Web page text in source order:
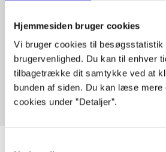
Hjemmesiden bruger cookies
Vi bruger cookies til besøgsstatistik
brugervenlighed. Du kan til enhver
tilbagetrække dit samtykke ved at
bunden af siden. Du kan læse mere
cookies under ”Detaljer”.
Artikler med samme
Fra